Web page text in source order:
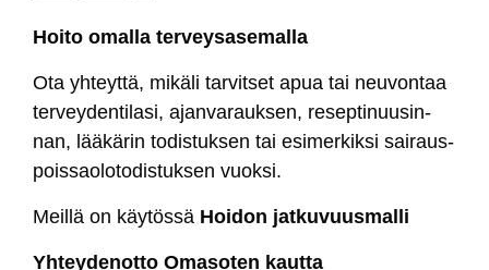
Hoi­to omal­la ter­vey­sa­se­mal­la
Ota yh­teyt­tä, mi­kä­li tar­vit­set apua tai neu­von­taa
ter­vey­den­ti­la­si, ajan­va­rauk­sen, re­sep­ti­nuu­sin­
nan, lää­kä­rin to­dis­tuk­sen tai esi­mer­kik­si sai­raus­
pois­sao­lo­to­dis­tuk­sen vuok­si.
Meil­lä on käy­tös­sä Hoi­don jat­ku­vuus­mal­li
Yh­tey­de­not­to Oma­so­ten kaut­ta